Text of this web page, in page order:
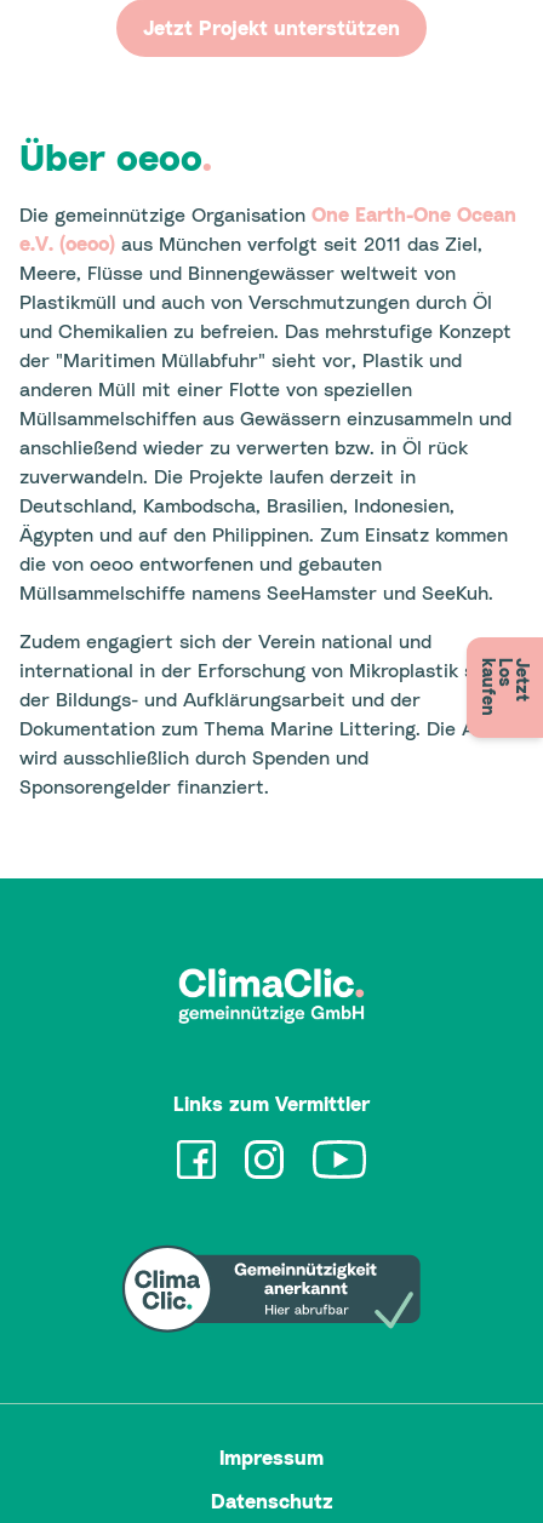
J
e
t
z
t
L
o
s
k
a
u
f
e
n
Jetzt Projekt unterstützen
Über oeoo.
Die gemeinnützige Organisation One Earth-One Ocean
e.V. (oeoo) aus München verfolgt seit 2011 das Ziel,
Meere, Flüsse und Binnengewässer weltweit von
Plastikmüll und auch von Verschmutzungen durch Öl
und Chemikalien zu befreien. Das mehrstufige Konzept
der "Maritimen Müllabfuhr" sieht vor, Plastik und
anderen Müll mit einer Flotte von speziellen
Müllsammelschiffen aus Gewässern einzusammeln und
anschließend wieder zu verwerten bzw. in Öl rück
zuverwandeln. Die Projekte laufen derzeit in
Deutschland, Kambodscha, Brasilien, Indonesien,
Ägypten und auf den Philippinen. Zum Einsatz kommen
die von oeoo entworfenen und gebauten
Müllsammelschiffe namens SeeHamster und SeeKuh.
Zudem engagiert sich der Verein national und
international in der Erforschung von Mikroplastik sowie
der Bildungs- und Aufklärungsarbeit und der
Dokumentation zum Thema Marine Littering. Die Arbeit
wird ausschließlich durch Spenden und
Sponsorengelder finanziert.
Links zum Vermittler
Impressum
Datenschutz